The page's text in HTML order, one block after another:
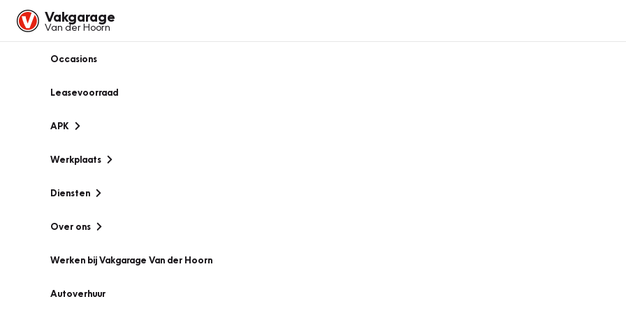
Vakgarage
Van der Hoorn
Occasions
Leasevoorraad
APK
Werkplaats
Diensten
Over ons
Werken bij Vakgarage Van der Hoorn
Autoverhuur